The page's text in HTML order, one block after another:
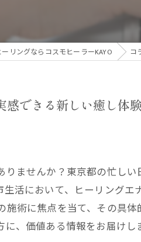
リングならコスモヒーラーKAYO コ
感できる新しい癒し体験
ませんか？東京都の忙し
活において、ヒーリング
術に焦点を当て、その具
、価値ある情報をお届けし